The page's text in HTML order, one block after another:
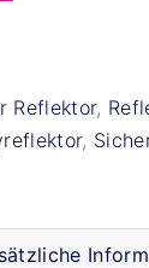
Reflektor,
,